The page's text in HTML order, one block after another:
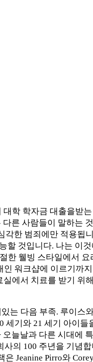
학 학자금 대출을받
른 사람들이 말하는
한 범죄에만 적용됩
것입니다. 나는 이
웰빙 스타일에서
워크샵에 이르기까
에서 치료를 받기 위
는 다음 부족. 루이스
기와 21 세기 아이
늘날과 다른 시대에
의 100 주년을 기념
Jeanine Pirro와